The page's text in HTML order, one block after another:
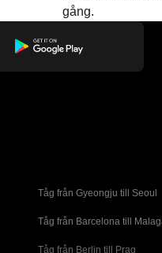
gång.
Tåg från Gyeongju till Seoul
Tåg från Barcelona till
Tåg från Berlin till Prag